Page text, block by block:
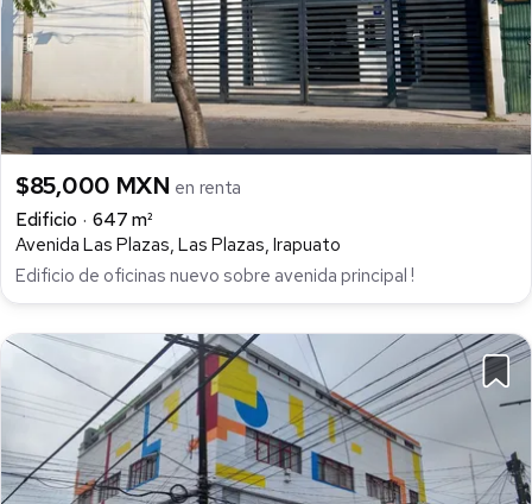
$85,000 MXN en renta
Edificio
647 m²
Avenida Las Plazas, Las Plazas, Irapuato
Edificio de oficinas nuevo sobre avenida principal !